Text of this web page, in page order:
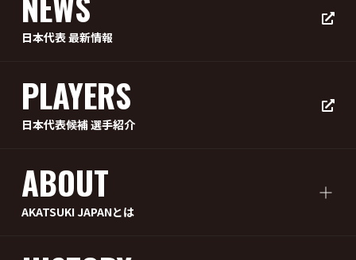
日本代表 最新情報
PLAYERS
日本代表候補 選手紹介
ABOUT
AKATSUKI JAPANとは